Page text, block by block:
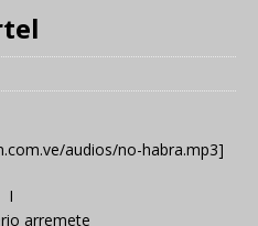
audios/no-habra.mp3]
I
arremete